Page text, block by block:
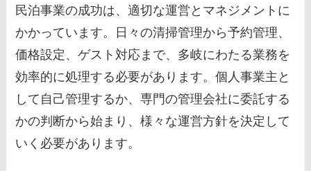
民泊事業の成功は、適切な運営とマネジメントに
かかっています。日々の清掃管理から予約管理、
価格設定、ゲスト対応まで、多岐にわたる業務を
効率的に処理する必要があります。個人事業主と
して自己管理するか、専門の管理会社に委託する
かの判断から始まり、様々な運営方針を決定して
いく必要があります。